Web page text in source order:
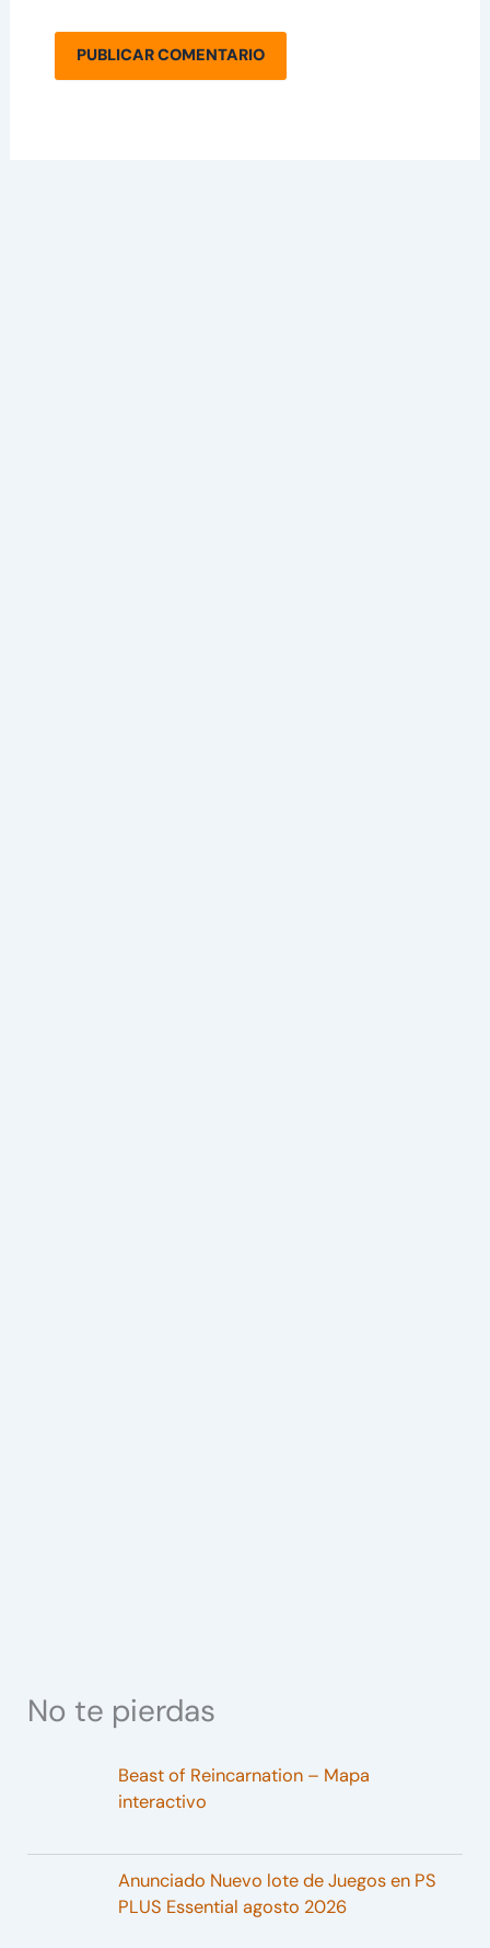
No te pierdas
Beast of Reincarnation – Mapa
interactivo
Anunciado Nuevo lote de Juegos en PS
PLUS Essential agosto 2026